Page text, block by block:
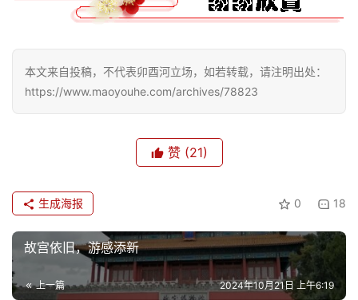
活
情
游
育
本文来自投稿，不代表卯酉河立场，如若转载，请注明出处：
https://www.maoyouhe.com/archives/78823
赞 (21)
0 18
生成海报
故宫依旧，游感添新
上一篇 2024年10月21日 上午6:19